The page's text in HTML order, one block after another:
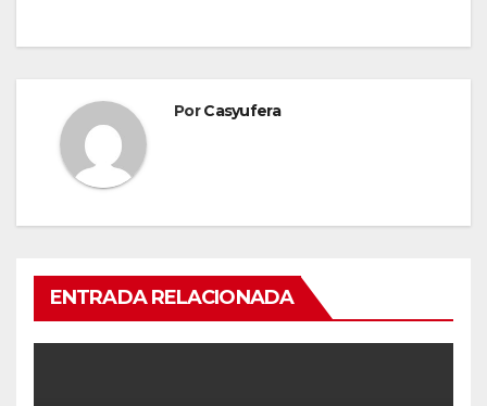
PorCasyufera
ENTRADA RELACIONADA